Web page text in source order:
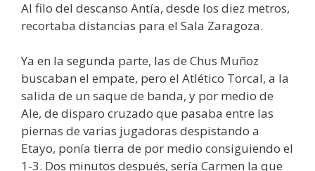
Al filo del descanso Antía, desde los diez metros,
recortaba distancias para el Sala Zaragoza.
Ya en la segunda parte, las de Chus Muñoz
buscaban el empate, pero el Atlético Torcal, a la
salida de un saque de banda, y por medio de
Ale, de disparo cruzado que pasaba entre las
piernas de varias jugadoras despistando a
Etayo, ponía tierra de por medio consiguiendo el
1-3. Dos minutos después, sería Carmen la que